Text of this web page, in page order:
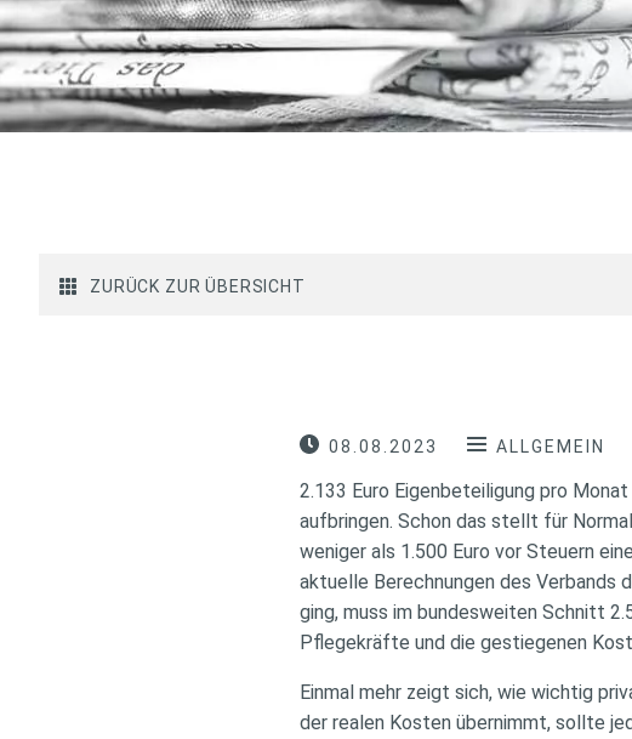
ZURÜCK ZUR ÜBERSICHT
08.08.2023 ALLGEMEIN
2.133 Euro Eigenbeteiligung pro
aufbringen. Schon das stellt für
weniger als 1.500 Euro vor Steuern
aktuelle Berechnungen des Verbands
ging, muss im bundesweiten Schnitt
Pflegekräfte und die gestiegenen
Einmal mehr zeigt sich, wie wichtig
der realen Kosten übernimmt, sollte